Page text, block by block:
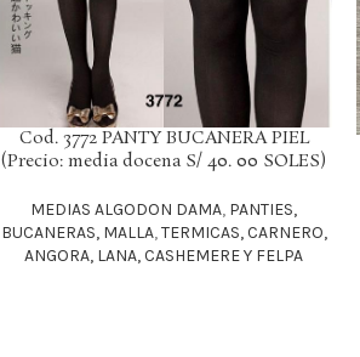
LEER MÁS
Cod. 3772 PANTY BUCANERA PIEL
(Precio: media docena S/ 40. 00 SOLES)
MEDIAS ALGODON DAMA, PANTIES,
BUCANERAS, MALLA,TERMICAS, CARNERO,
ANGORA, LANA, CASHEMERE Y FELPA